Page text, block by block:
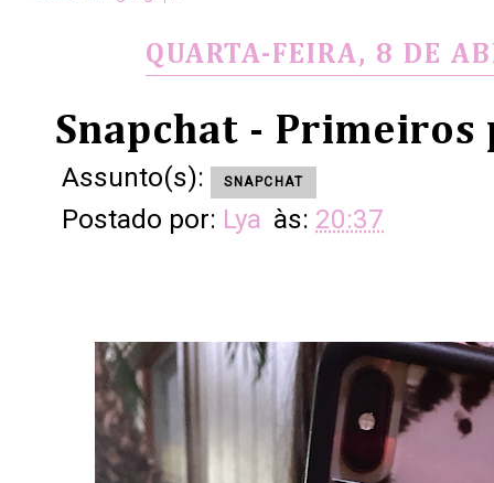
QUARTA-FEIRA, 8 DE
Snapchat - Primeiros
Assunto(s): SNAPCHAT
Postado por: Lya às: 20:37